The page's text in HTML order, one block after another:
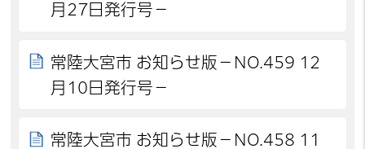
月27日発行号－
常陸大宮市 お知らせ版－NO.459 12
月10日発行号－
常陸大宮市 お知らせ版－NO.458 11